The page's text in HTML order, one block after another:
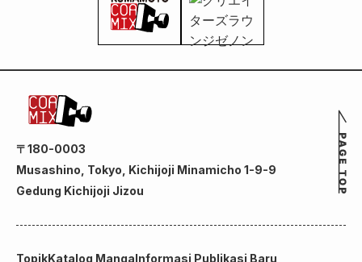
〒180-0003
Musashino, Tokyo, Kichijoji Minamicho 1-9-9
Gedung Kichijoji Jizou
TopikKatalog MangaInformasi Publikasi Baru